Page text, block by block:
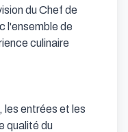
du Chef de
l'ensemble de
culinaire
les entrées et les
qualité du